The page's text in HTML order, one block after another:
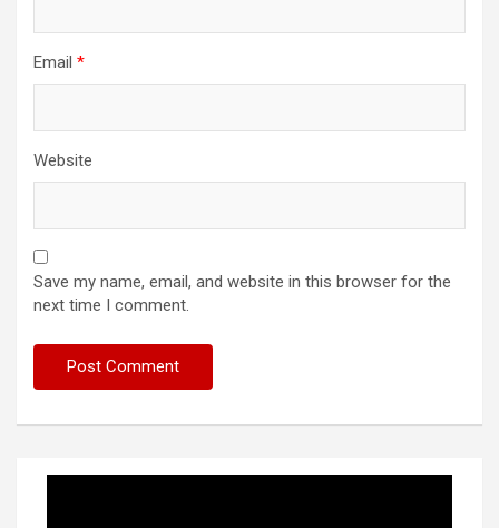
Email *
Website
Save my name, email, and website in this browser for the
next time I comment.